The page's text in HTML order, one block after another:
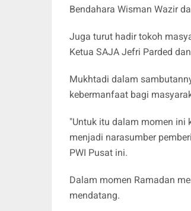
Bendahara Wisman Wazir
Juga turut hadir tokoh
Ketua SAJA Jefri Parded
Mukhtadi dalam
kebermanfaat bagi
"Untuk itu dalam momen ini
menjadi narasumber
PWI Pusat ini.
Dalam momen Ramadan
mendatang.